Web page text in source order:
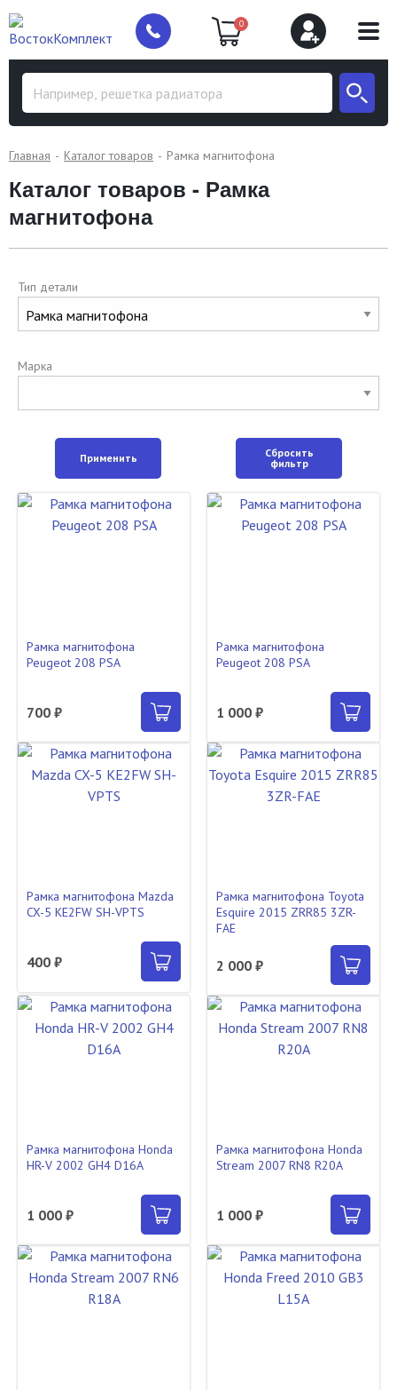
0
Главная Каталог товаров Рамка магнитофона
Каталог товаров - Рамка
магнитофона
Тип детали
Марка
Применить
Сбросить
фильтр
Рамка магнитофона
Peugeot 208 PSA
700 ₽
Рамка магнитофона
Peugeot 208 PSA
1 000 ₽
Рамка магнитофона Mazda
CX-5 KE2FW SH-VPTS
400 ₽
Рамка магнитофона Toyota
Esquire 2015 ZRR85 3ZR-
FAE
2 000 ₽
Рамка магнитофона Honda
HR-V 2002 GH4 D16A
1 000 ₽
Рамка магнитофона Honda
Stream 2007 RN8 R20A
1 000 ₽